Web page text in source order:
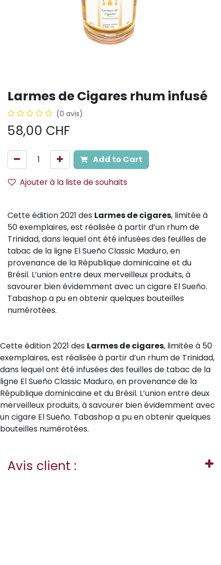
Larmes de Cigares rhum infusé
(0 avis)
58,00 CHF
Add to Cart
Ajouter à la liste de souhaits
Cette édition 2021 des Larmes de cigares, limitée à
50 exemplaires, est réalisée à partir d’un rhum de
Trinidad, dans lequel ont été infusées des feuilles de
tabac de la ligne El Sueño Classic Maduro, en
provenance de la République dominicaine et du
Brésil. L’union entre deux merveilleux produits, à
savourer bien évidemment avec un cigare El Sueño.
Tabashop a pu en obtenir quelques bouteilles
numérotées.
Cette édition 2021 des Larmes de cigares, limitée à 50
exemplaires, est réalisée à partir d’un rhum de Trinidad,
dans lequel ont été infusées des feuilles de tabac de la
ligne El Sueño Classic Maduro, en provenance de la
République dominicaine et du Brésil. L’union entre deux
merveilleux produits, à savourer bien évidemment avec
un cigare El Sueño. Tabashop a pu en obtenir quelques
bouteilles numérotées.
Avis client :